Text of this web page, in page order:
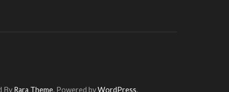
By Rara Theme. Powered byWordPress.